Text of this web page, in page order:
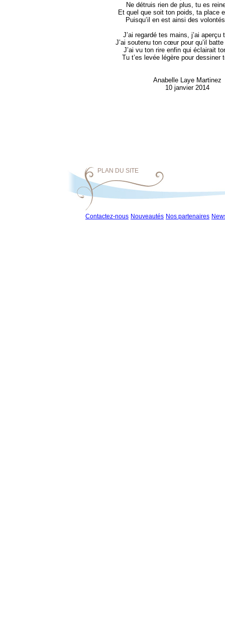
Ne détruis rien de plus, tu es
Et quel que soit ton poids, ta place
Puisqu’il en est ainsi des
J’ai regardé tes mains, j’ai aperçu
J’ai soutenu ton cœur pour qu’il
J’ai vu ton rire enfin qui éclairait
Tu t’es levée légère pour
Anabelle Laye Martinez
10 janvier 2014
PLAN DU SITE
Contactez-nous Nouveautés Nos partenaires